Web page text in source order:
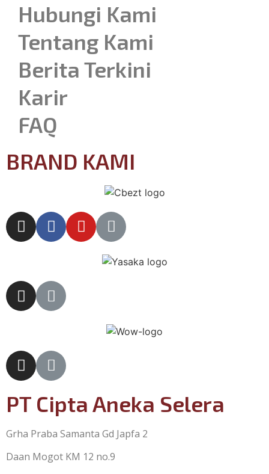
Hubungi Kami
Tentang Kami
Berita Terkini
Karir
FAQ
BRAND KAMI
PT Cipta Aneka Selera
Grha Praba Samanta Gd Japfa 2
Daan Mogot KM 12 no.9